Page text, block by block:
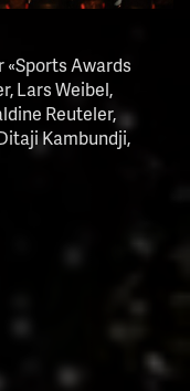
Awards
Lars Weibel,
Reuteler,
Kambundji,